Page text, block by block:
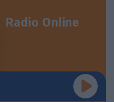
Radio Online